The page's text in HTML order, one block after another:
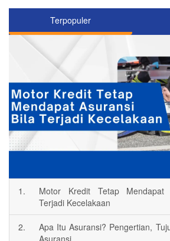
Terpopuler
1.
Motor Kredit Tetap Mendapat
Terjadi Kecelakaan
2.
Apa Itu Asuransi? Pengertian,